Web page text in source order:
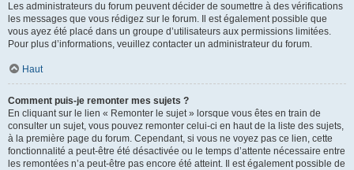
Les administrateurs du forum peuvent décider de soumettre à des vérifications
les messages que vous rédigez sur le forum. Il est également possible que
vous ayez été placé dans un groupe d’utilisateurs aux permissions limitées.
Pour plus d’informations, veuillez contacter un administrateur du forum.
Haut
Comment puis-je remonter mes sujets ?
En cliquant sur le lien « Remonter le sujet » lorsque vous êtes en train de
consulter un sujet, vous pouvez remonter celui-ci en haut de la liste des sujets,
à la première page du forum. Cependant, si vous ne voyez pas ce lien, cette
fonctionnalité a peut-être été désactivée ou le temps d’attente nécessaire entre
les remontées n’a peut-être pas encore été atteint. Il est également possible de